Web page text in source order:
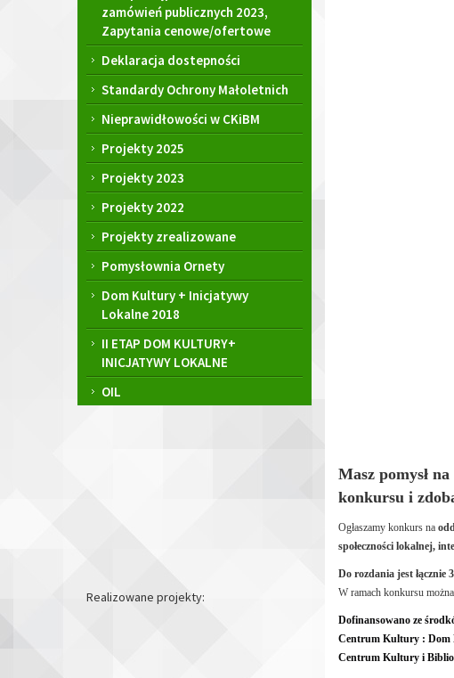
zamówień publicznych 2023,
Zapytania cenowe/ofertowe
Deklaracja dostepności
Standardy Ochrony Małoletnich
Nieprawidłowości w CKiBM
Projekty 2025
Projekty 2023
Projekty 2022
Projekty zrealizowane
Pomysłownia Ornety
Dom Kultury + Inicjatywy
Lokalne 2018
II ETAP DOM KULTURY+
INICJATYWY LOKALNE
OIL
Realizowane projekty:
Masz pomysł
konkursu i
Ogłaszamy konkurs na
społeczności lokalnej,
Do rozdania jest łącznie
W ramach konkursu
Dofinansowano ze
Centrum Kultury : Dom
Centrum Kultury i